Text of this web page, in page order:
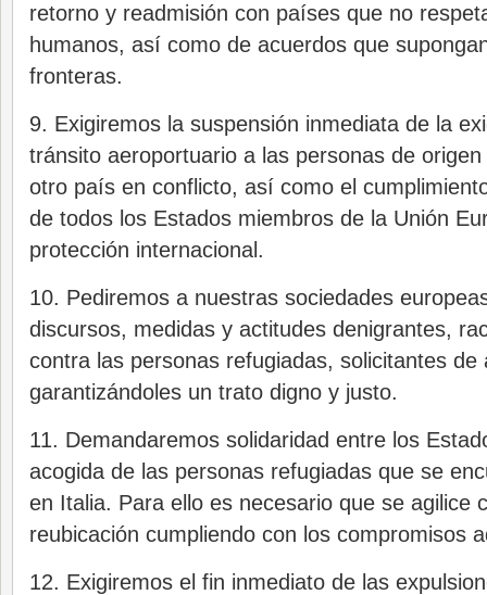
retorno y readmisión con países que no
humanos, así como de acuerdos que
fronteras.
9. Exigiremos la suspensión inmediata de la
tránsito aeroportuario a las personas de
otro país en conflicto, así como el
de todos los Estados miembros de la Unión
protección internacional.
10. Pediremos a nuestras sociedades
discursos, medidas y actitudes denigrantes,
contra las personas refugiadas, solicitantes de
garantizándoles un trato digno y justo.
11. Demandaremos solidaridad entre los
acogida de las personas refugiadas que se
en Italia. Para ello es necesario que se agilice
reubicación cumpliendo con los compromisos
12. Exigiremos el fin inmediato de las